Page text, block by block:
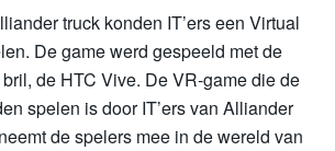
truck konden IT’ers een Virtual
De game werd gespeeld met de
de HTC Vive. De VR-game die de
spelen is door IT’ers van Alliander
de spelers mee in de wereld van